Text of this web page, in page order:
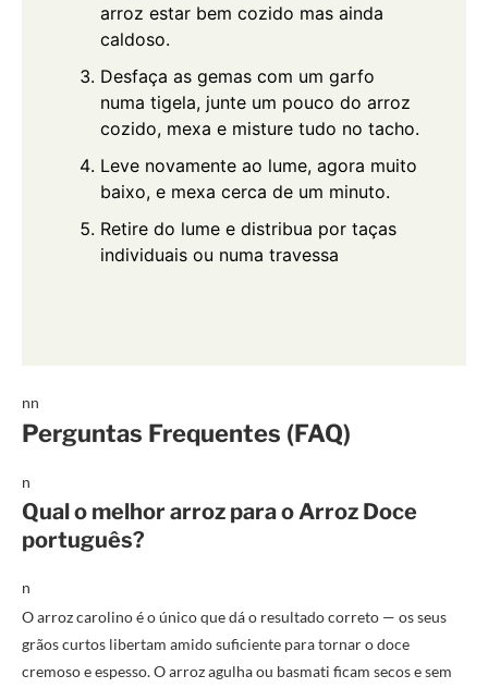
arroz estar bem cozido mas ainda
caldoso.
Desfaça as gemas com um garfo
numa tigela, junte um pouco do arroz
cozido, mexa e misture tudo no tacho.
Leve novamente ao lume, agora muito
baixo, e mexa cerca de um minuto.
Retire do lume e distribua por taças
individuais ou numa travessa
nn
Perguntas Frequentes (FAQ)
n
Qual o melhor arroz para o Arroz Doce
português?
n
O arroz carolino é o único que dá o resultado correto — os seus
grãos curtos libertam amido suficiente para tornar o doce
cremoso e espesso. O arroz agulha ou basmati ficam secos e sem